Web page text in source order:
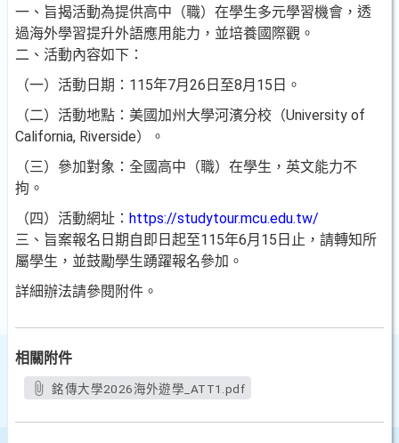
一、旨揭活動為提供高中（職）在學生多元學習機會，透
過海外學習提升外語應用能力，並培養國際觀。
二、活動內容如下：
（一）活動日期：115年7月26日至8月15日。
（二）活動地點：美國加州大學河濱分校（University of
California, Riverside）。
（三）參加對象：全國高中（職）在學生，英文能力不
拘。
（四）活動網址： https://studytour.mcu.edu.tw/
三、旨案報名日期自即日起至115年6月15日止，請轉知所
屬學生，並鼓勵學生踴躍報名參加。
詳細辦法請參閱附件。
相關附件
銘傳大學2026海外遊學_ATT1.pdf